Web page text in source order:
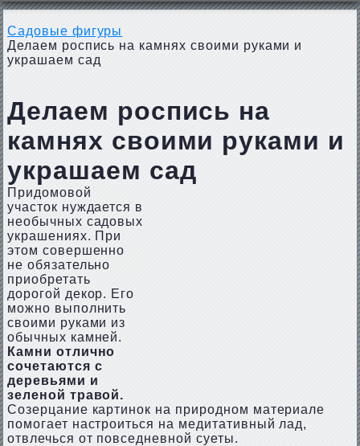
Садовые фигуры
Делаем роспись на камнях своими руками и
украшаем сад
Делаем роспись на
камнях своими руками и
украшаем сад
Придомовой
участок нуждается в
необычных садовых
украшениях. При
этом совершенно
не обязательно
приобретать
дорогой декор. Его
можно выполнить
своими руками из
обычных камней.
Камни отлично
сочетаются с
деревьями и
зеленой травой.
Созерцание картинок на природном материале
помогает настроиться на медитативный лад,
отвлечься от повседневной суеты.